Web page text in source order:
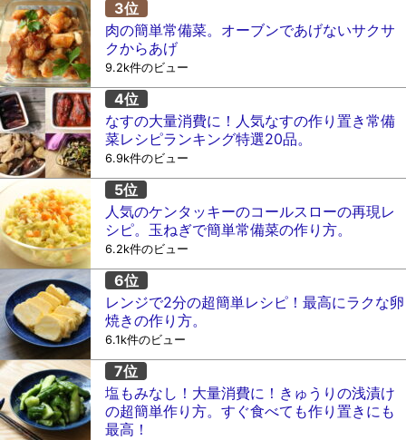
肉の簡単常備菜。オーブンであげないサクサ
クからあげ
9.2k件のビュー
なすの大量消費に！人気なすの作り置き常備
菜レシピランキング特選20品。
6.9k件のビュー
人気のケンタッキーのコールスローの再現レ
シピ。玉ねぎで簡単常備菜の作り方。
6.2k件のビュー
レンジで2分の超簡単レシピ！最高にラクな卵
焼きの作り方。
6.1k件のビュー
塩もみなし！大量消費に！きゅうりの浅漬け
の超簡単作り方。すぐ食べても作り置きにも
最高！